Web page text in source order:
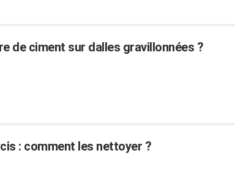
de ciment sur dalles gravillonnées ?
: comment les nettoyer ?